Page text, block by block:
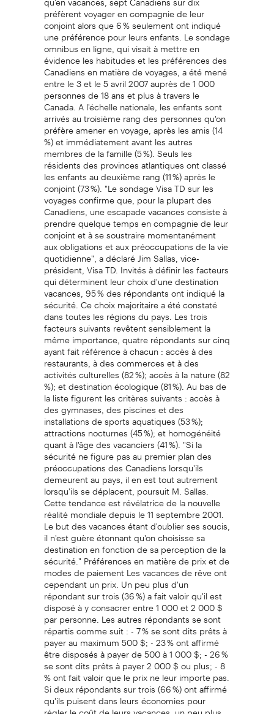
préfèrent voyager en compagnie de leur
conjoint alors que 6 % seulement ont indiqué
une préférence pour leurs enfants. Le sondage
omnibus en ligne, qui visait à mettre en
évidence les habitudes et les préférences des
Canadiens en matière de voyages, a été mené
entre le 3 et le 5 avril 2007 auprès de 1 000
personnes de 18 ans et plus à travers le
Canada. A l'échelle nationale, les enfants sont
arrivés au troisième rang des personnes qu'on
préfère amener en voyage, après les amis (14
%) et immédiatement avant les autres
membres de la famille (5 %). Seuls les
résidents des provinces atlantiques ont classé
les enfants au deuxième rang (11 %) après le
conjoint (73 %). "Le sondage Visa TD sur les
voyages confirme que, pour la plupart des
Canadiens, une escapade vacances consiste à
prendre quelque temps en compagnie de leur
conjoint et à se soustraire momentanément
aux obligations et aux préoccupations de la vie
quotidienne", a déclaré Jim Sallas, vice-
président, Visa TD. Invités à définir les facteurs
qui déterminent leur choix d'une destination
vacances, 95 % des répondants ont indiqué la
sécurité. Ce choix majoritaire a été constaté
dans toutes les régions du pays. Les trois
facteurs suivants revêtent sensiblement la
même importance, quatre répondants sur cinq
ayant fait référence à chacun : accès à des
restaurants, à des commerces et à des
activités culturelles (82 %); accès à la nature (82
%); et destination écologique (81 %). Au bas de
la liste figurent les critères suivants : accès à
des gymnases, des piscines et des
installations de sports aquatiques (53 %);
attractions nocturnes (45 %); et homogénéité
quant à l'âge des vacanciers (41 %). "Si la
sécurité ne figure pas au premier plan des
préoccupations des Canadiens lorsqu'ils
demeurent au pays, il en est tout autrement
lorsqu'ils se déplacent, poursuit M. Sallas.
Cette tendance est révélatrice de la nouvelle
réalité mondiale depuis le 11 septembre 2001.
Le but des vacances étant d'oublier ses soucis,
il n'est guère étonnant qu'on choisisse sa
destination en fonction de sa perception de la
sécurité." Préférences en matière de prix et de
modes de paiement Les vacances de rêve ont
cependant un prix. Un peu plus d'un
répondant sur trois (36 %) a fait valoir qu'il est
disposé à y consacrer entre 1 000 et 2 000 $
par personne. Les autres répondants se sont
répartis comme suit : - 7 % se sont dits prêts à
payer au maximum 500 $; - 23 % ont affirmé
être disposés à payer de 500 à 1 000 $; - 26 %
se sont dits prêts à payer 2 000 $ ou plus; - 8
% ont fait valoir que le prix ne leur importe pas.
Si deux répondants sur trois (66 %) ont affirmé
qu'ils puisent dans leurs économies pour
régler le coût de leurs vacances, un peu plus